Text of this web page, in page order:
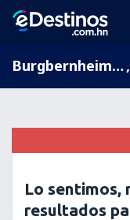
Burgbernheim, Baviera, Alemania,
Lo sentimos,
resultados